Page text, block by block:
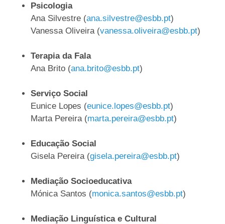
Psicologia
Ana Silvestre (ana.silvestre@esbb.pt)
Vanessa Oliveira (vanessa.oliveira@esbb.pt)
Terapia da Fala
Ana Brito (ana.brito@esbb.pt)
Serviço Social
Eunice Lopes (eunice.lopes@esbb.pt)
Marta Pereira (marta.pereira@esbb.pt)
Educação Social
Gisela Pereira (gisela.pereira@esbb.pt)
Mediação Socioeducativa
Mónica Santos (monica.santos@esbb.pt)
Mediação Linguística e Cultural